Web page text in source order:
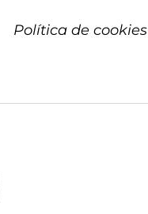
Política de cookies